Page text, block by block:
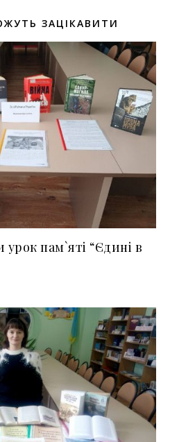
ЗАЦІКАВИТИ
урок пам`яті “Єдині в